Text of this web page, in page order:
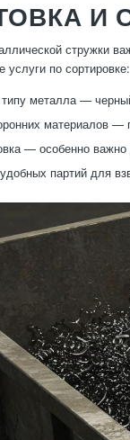
И
стружки
по сортировке:
металла —
материалов —
— особенно
партий для